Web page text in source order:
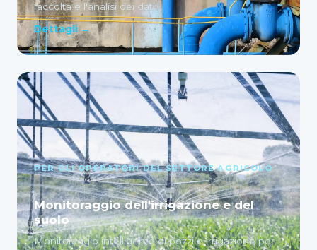
raccolta e l'analisi dei dati
Dettagli →
PER GLI OPERATORI DEL SETTORE AGRICOLO
Monitoraggio dell'irrigazione e del
suolo
Monitoraggio intelligente di pozzi e irrigazione per